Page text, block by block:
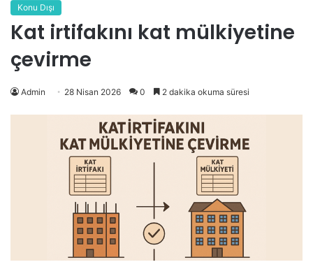
Konu Dışı
Kat irtifakını kat mülkiyetine
çevirme
Admin 28 Nisan 2026 0 2 dakika okuma süresi